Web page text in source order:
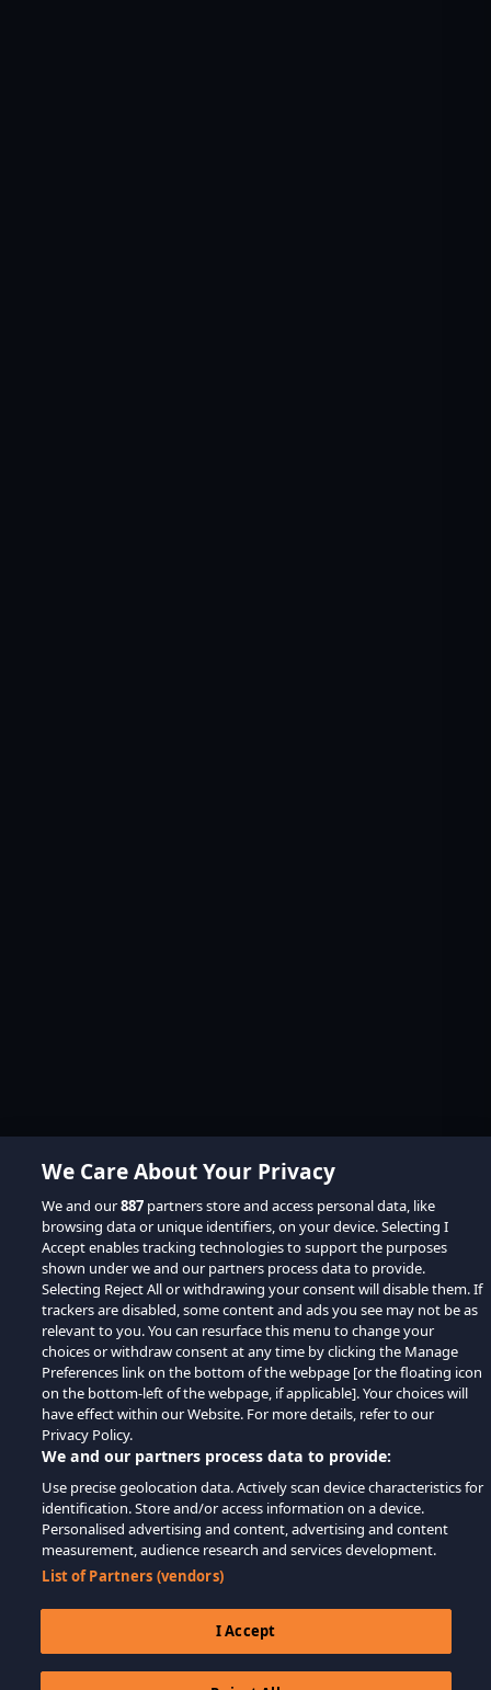
We Care About Your Privacy
We and our887 partners store and access personal data, like
browsing data or unique identifiers, on your device. Selecting I
Accept enables tracking technologies to support the purposes
shown under we and our partners process data to provide.
Selecting Reject All or withdrawing your consent will disable them. If
trackers are disabled, some content and ads you see may not be as
relevant to you. You can resurface this menu to change your
choices or withdraw consent at any time by clicking the Manage
Preferences link on the bottom of the webpage [or the floating icon
on the bottom-left of the webpage, if applicable]. Your choices will
have effect within our Website. For more details, refer to our
Privacy Policy.
We and our partners process data to provide:
Use precise geolocation data. Actively scan device characteristics for
identification. Store and/or access information on a device.
Personalised advertising and content, advertising and content
measurement, audience research and services development.
List of Partners (vendors)
I Accept